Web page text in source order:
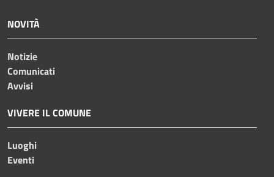
NOVITÀ
Notizie
Comunicati
Avvisi
VIVERE IL COMUNE
Luoghi
Eventi